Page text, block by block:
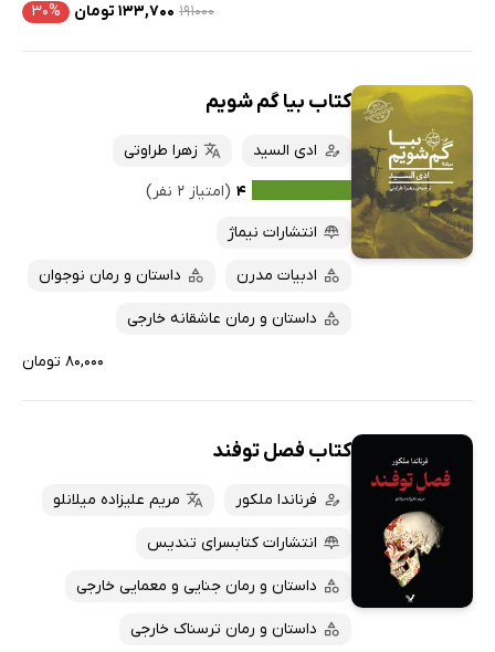
۱۹۱۰۰۰ ۱۳۳,۷۰۰ تومان ۳۰%
کتاب بیا گم شویم
ادی السید
زهرا طراوتی
۴ (امتیاز ۲ نفر)
انتشارات نیماژ
ادبیات مدرن داستان و رمان نوجوان
داستان و رمان عاشقانه خارجی
۸۰,۰۰۰ تومان
کتاب فصل توفند
فرناندا ملکور مریم علیزاده میلانلو
انتشارات کتابسرای تندیس
داستان و رمان جنایی و معمایی خارجی
داستان و رمان ترسناک خارجی